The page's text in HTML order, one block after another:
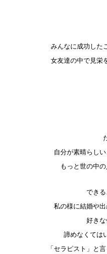
みんなに成功した
女友達の中で見栄
自分が素晴らし
もっと世の中
できる
私の様に結婚や
好き
諦めなくては
「セラピスト」と